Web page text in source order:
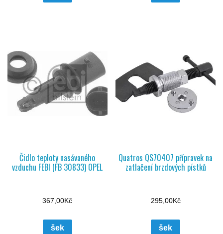
Čidlo teploty nasávaného
vzduchu FEBI (FB 30833) OPEL
367,00Kč
šek
Quatros QS70407 přípravek na
zatlačení brzdových pístků
295,00Kč
šek